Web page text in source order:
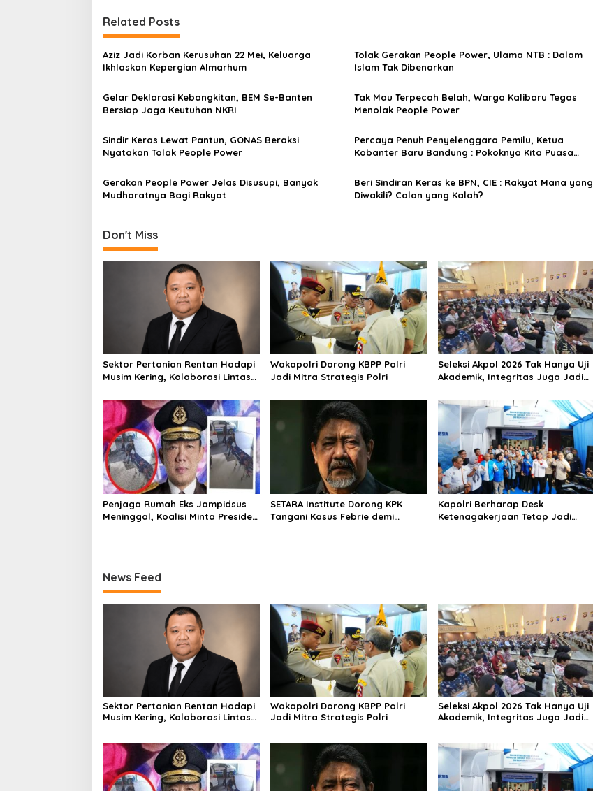
t
n
a
v
i
g
t
o
n
Related Posts
Aziz Jadi Korban Kerusuhan 22 Mei, Keluarga
Ikhlaskan Kepergian Almarhum
Tolak Gerakan People Power, Ulama NTB : Dalam
Islam Tak Dibenarkan
Gelar Deklarasi Kebangkitan, BEM Se-Banten
Bersiap Jaga Keutuhan NKRI
Tak Mau Terpecah Belah, Warga Kalibaru Tegas
Menolak People Power
Sindir Keras Lewat Pantun, GONAS Beraksi
Nyatakan Tolak People Power
Percaya Penuh Penyelenggara Pemilu, Ketua
Kobanter Baru Bandung : Pokoknya Kita Puasa
Gerakan People Power Jelas Disusupi, Banyak
Mudharatnya Bagi Rakyat
Beri Sindiran Keras ke BPN, CIE : Rakyat Mana yang
Diwakili? Calon yang Kalah?
Don't Miss
Sektor Pertanian Rentan Hadapi
Musim Kering, Kolaborasi Lintas
Wakapolri Dorong KBPP Polri
Jadi Mitra Strategis Polri
Seleksi Akpol 2026 Tak Hanya Uji
Akademik, Integritas Juga Jadi
Penjaga Rumah Eks Jampidsus
Meninggal, Koalisi Minta Presiden
SETARA Institute Dorong KPK
Tangani Kasus Febrie demi
Kapolri Berharap Desk
Ketenagakerjaan Tetap Jadi
News Feed
Sektor Pertanian Rentan Hadapi
Musim Kering, Kolaborasi Lintas
Wakapolri Dorong KBPP Polri
Jadi Mitra Strategis Polri
Seleksi Akpol 2026 Tak Hanya Uji
Akademik, Integritas Juga Jadi